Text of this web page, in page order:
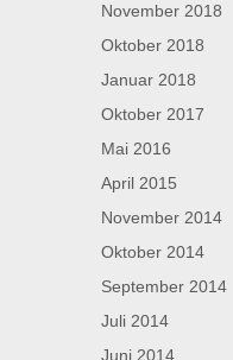
November 2018
Oktober 2018
Januar 2018
Oktober 2017
Mai 2016
April 2015
November 2014
Oktober 2014
September 2014
Juli 2014
Juni 2014